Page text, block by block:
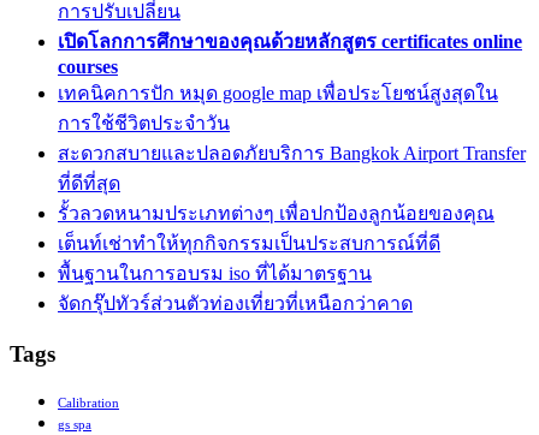
การปรับเปลี่ยน
เปิดโลกการศึกษาของคุณด้วยหลักสูตร certificates online
courses
เทคนิคการปัก หมุด google map เพื่อประโยชน์สูงสุดใน
การใช้ชีวิตประจำวัน
สะดวกสบายและปลอดภัยบริการ Bangkok Airport Transfer
ที่ดีที่สุด
รั้วลวดหนามประเภทต่างๆ เพื่อปกป้องลูกน้อยของคุณ
เต็นท์เช่าทำให้ทุกกิจกรรมเป็นประสบการณ์ที่ดี
พื้นฐานในการอบรม iso ที่ได้มาตรฐาน
จัดกรุ๊ปทัวร์ส่วนตัวท่องเที่ยวที่เหนือกว่าคาด
Tags
Calibration
gs spa